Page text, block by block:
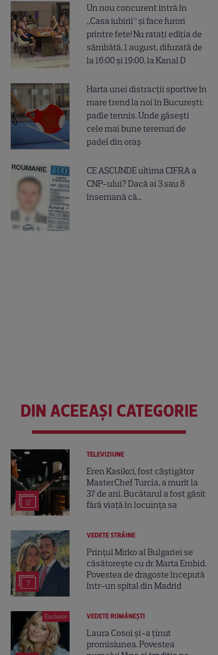
Un nou concurent intră în
„Casa iubirii” și face furori
printre fete! Nu ratați ediția de
sâmbătă, 1 august, difuzată de
la 16:00 și 19:00, la Kanal D
Harta unei distracții sportive în
mare trend la noi în București:
padle tennis. Unde găsești
cele mai bune terenuri de
padel din oraș
CE ASCUNDE ultima CIFRA a
CNP-ului? Dacă ai 3 sau 8
însemană că...
DIN ACEEAȘI CATEGORIE
17
TELEVIZIUNE
Eren Kasikci, fost câștigător
MasterChef Turcia, a murit la
37 de ani. Bucătarul a fost găsit
fără viață în locuința sa
7
VEDETE STRĂINE
Prințul Mirko al Bulgariei se
căsătorește cu dr. Marta Embid.
Povestea de dragoste începută
într-un spital din Madrid
Exclusiv VEDETE ROMÂNEŞTI
Laura Cosoi și-a ținut
promisiunea. Povestea